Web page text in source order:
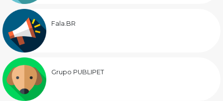
Fala.BR
Grupo PUBLIPET